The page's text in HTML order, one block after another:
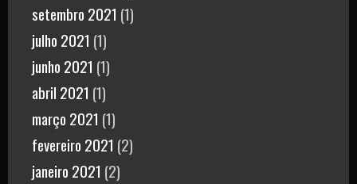
setembro 2021 (1)
julho 2021 (1)
junho 2021 (1)
abril 2021 (1)
março 2021 (1)
fevereiro 2021 (2)
janeiro 2021 (2)